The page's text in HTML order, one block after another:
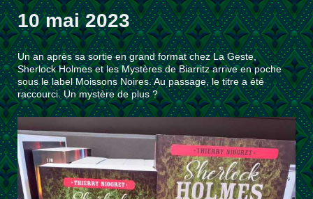
10 mai 2023
Un an après sa sortie en grand format chez La Geste,
Sherlock Holmes et les Mystères de Biarritz arrive en poche
sous le label Moissons Noires. Au passage, le titre a été
raccourci. Un mystère de plus ?